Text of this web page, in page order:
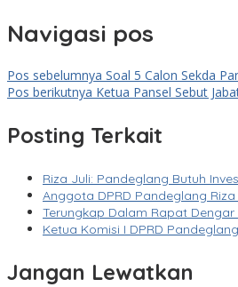
Navigasi pos
Pos sebelumnya Soal 5 Calon Sekda
Pos berikutnya Ketua Pansel Sebut
Posting Terkait
Riza Juli: Pandeglang Butuh
Anggota DPRD Pandeglang
Terungkap Dalam Rapat
Ketua Komisi I DPRD
Jangan Lewatkan